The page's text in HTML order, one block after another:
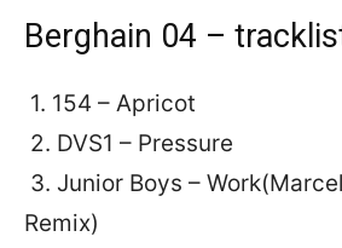
Berghain 04 –
1. 154 – Apricot
2. DVS1 – Pressure
3. Junior Boys –
Remix)